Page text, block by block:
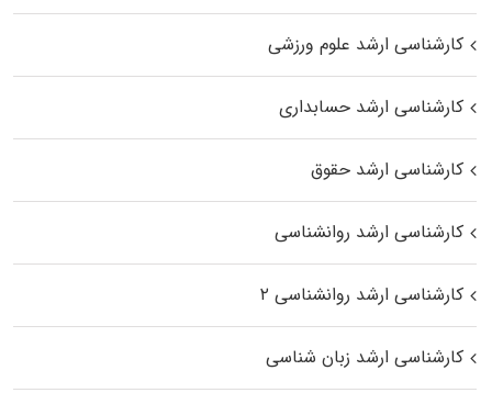
کارشناسی ارشد علوم ورزشی
کارشناسی ارشد حسابداری
کارشناسی ارشد حقوق
کارشناسی ارشد روانشناسی
کارشناسی ارشد روانشناسی ۲
کارشناسی ارشد زبان شناسی